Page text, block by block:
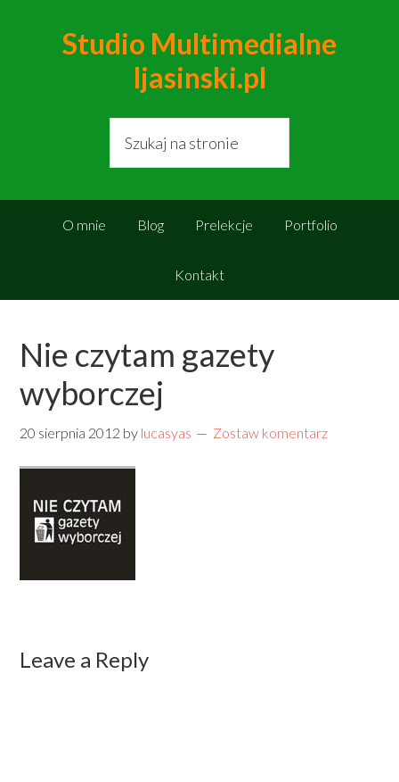
Studio Multimedialne
ljasinski.pl
O mnie Blog Prelekcje Portfolio
Kontakt
Nie czytam gazety
wyborczej
20 sierpnia 2012 by lucasyas Zostaw komentarz
Leave a Reply